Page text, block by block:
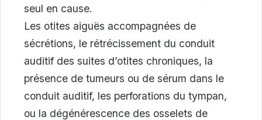
seul en cause.
Les otites aiguës accompagnées de
sécrétions, le rétrécissement du conduit
auditif des suites d’otites chroniques, la
présence de tumeurs ou de sérum dans le
conduit auditif, les perforations du tympan,
ou la dégénérescence des osselets de